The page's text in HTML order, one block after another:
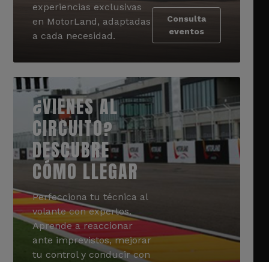
experiencias exclusivas
en MotorLand, adaptadas
a cada necesidad.
Consulta
eventos
¿VIENES AL
CIRCUITO?
DESCUBRE
CÓMO LLEGAR
Perfecciona tu técnica al
volante con expertos.
Aprende a reaccionar
ante imprevistos, mejorar
tu control y conducir con